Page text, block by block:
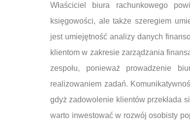
Właściciel biura rachunkowego
księgowości, ale także szeregiem
jest umiejętność analizy danych
klientom w zakresie zarządzania
zespołu, ponieważ prowadzenie
realizowaniem zadań.
gdyż zadowolenie klientów przekłada
warto inwestować w rozwój osobisty